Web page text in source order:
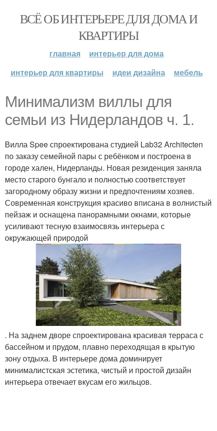
ВСЁ ОБ ИНТЕРЬЕРЕ ДЛЯ ДОМА И
КВАРТИРЫ
главная
интерьер для дома
интерьер для квартиры
идеи дизайна мебель
Минимализм виллы для
семьи из Нидерландов ч. 1.
Вилла Spee спроектирована студией Lab32 Architecten
по заказу семейной пары с ребёнком и построена в
городе хален, Нидерланды. Новая резиденция заняла
место старого бунгало и полностью соответствует
загородному образу жизни и предпочтениям хозяев.
Современная конструкция красиво вписана в волнистый
пейзаж и оснащена панорамными окнами, которые
усиливают тесную взаимосвязь интерьера с
окружающей природой
. На заднем дворе спроектирована красивая терраса с
бассейном и прудом, плавно переходящая в крытую
зону отдыха. В интерьере дома доминирует
минималистская эстетика, чистый и простой дизайн
интерьера отвечает вкусам его жильцов.